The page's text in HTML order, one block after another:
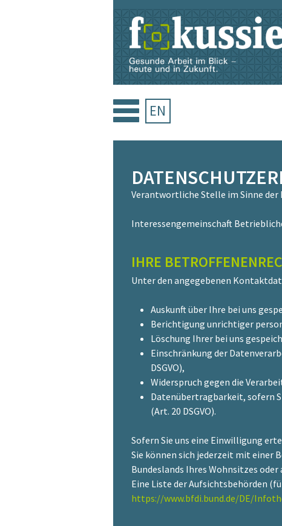
EN
Verantwortliche Stelle im Sinne der
Interessengemeinschaft
IHRE
Unter den angegebenen
Auskunft über Ihre bei uns
Berichtigung unrichtiger
Löschung Ihrer bei uns
Einschränkung der
DSGVO),
Widerspruch gegen die
Datenübertragbarkeit, sofern
(Art. 20 DSGVO).
Sofern Sie uns eine Einwilligung
Sie können sich jederzeit mit einer
Bundeslands Ihres Wohnsitzes
Eine Liste der Aufsichtsbehörden
https://www.bfdi.bund.de/DE/